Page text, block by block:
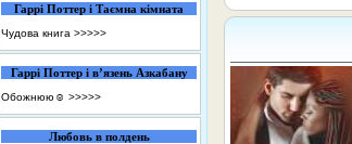
Гаррі Поттер і Таємна кімната
Чудова книга >>>>>
Гаррі Поттер і в’язень Азкабану
Обожнюю☺️ >>>>>
Любовь в полдень